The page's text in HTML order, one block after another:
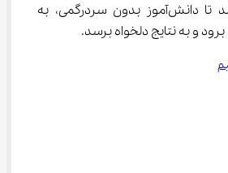
فرصتی فراهم می‌کند تا دانش‌آموز بدون سردرگمی، به
و به نتایج دلخواه برسد.